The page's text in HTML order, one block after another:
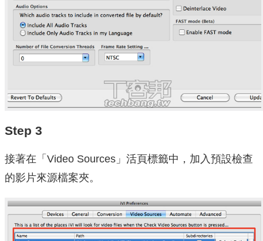
Step 3
接著在「Video Sources」活頁標籤中，加入預設檢查
的影片來源檔案夾。